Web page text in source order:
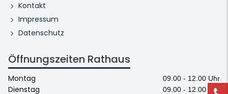
Kontakt
Impressum
Datenschutz
Öffnungszeiten Rathaus
Montag 09.00 - 12.00 Uhr
Dienstag
09.00 - 12.00 Uhr